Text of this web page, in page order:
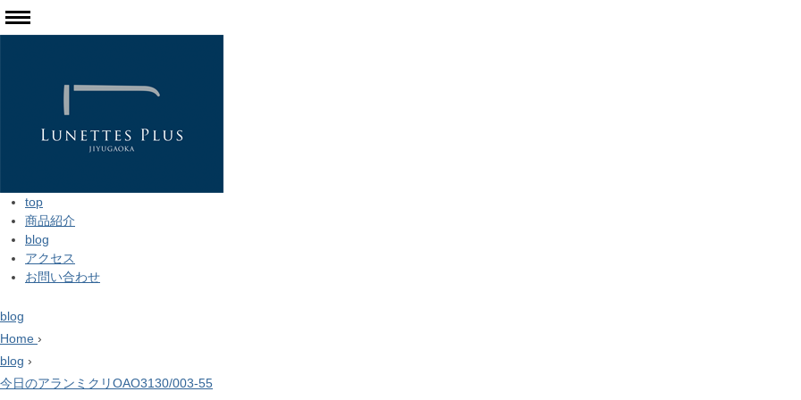
top
商品紹介
blog
アクセス
お問い合わせ
blog
Home ›
blog ›
今日のアランミクリOAO3130/003-55